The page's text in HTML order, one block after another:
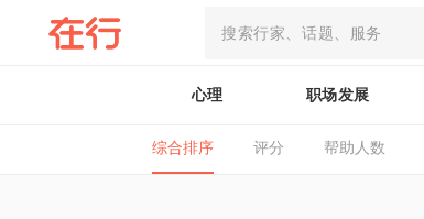
心理 职场发展
综合排序 评分 帮助人数